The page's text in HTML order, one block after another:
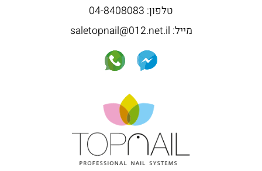
טלפון: 04-8408083
מייל: saletopnail@012.net.il